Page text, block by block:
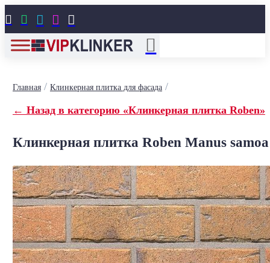
    
Главная/ Клинкерная плитка для фасада/
← Назад в категорию «Клинкерная плитка Roben»
Клинкерная плитка Roben Manus samoa